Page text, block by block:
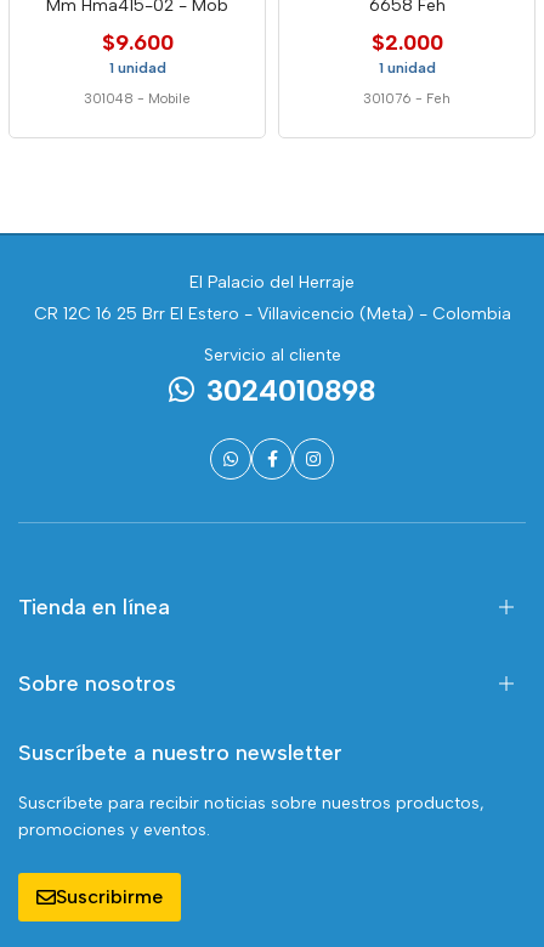
Mm Hma415-02 - Mob
$9.600
1 unidad
301048 - Mobile
6658 Feh
$2.000
1 unidad
301076 - Feh
El Palacio del Herraje
CR 12C 16 25 Brr El Estero - Villavicencio (Meta) - Colombia
Servicio al cliente
3024010898
Tienda en línea
Sobre nosotros
Suscríbete a nuestro newsletter
Suscríbete para recibir noticias sobre nuestros productos,
promociones y eventos.
Suscribirme